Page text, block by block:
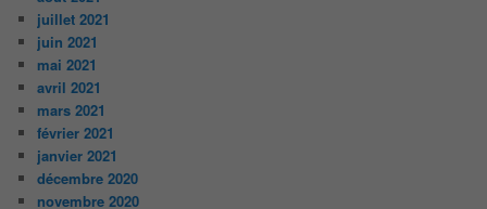
juillet 2021
juin 2021
mai 2021
avril 2021
mars 2021
février 2021
janvier 2021
décembre 2020
novembre 2020